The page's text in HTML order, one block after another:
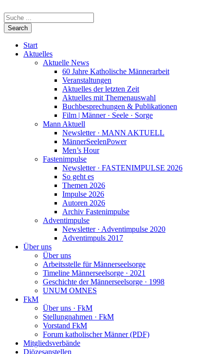
Start
Aktuelles
Aktuelle News
60 Jahre Katholische Männerarbeit
Veranstaltungen
Aktuelles der letzten Zeit
Aktuelles mit Themenauswahl
Buchbesprechungen & Publikationen
Film | Männer · Seele · Sorge
Mann Aktuell
Newsletter · MANN AKTUELL
MännerSeelenPower
Men’s Hour
Fastenimpulse
Newsletter · FASTENIMPULSE 2026
So geht es
Themen 2026
Impulse 2026
Autoren 2026
Archiv Fastenimpulse
Adventimpulse
Newsletter · Adventimpulse 2020
Adventimpuls 2017
Über uns
Über uns
Arbeitsstelle für Männerseelsorge
Timeline Männerseelsorge · 2021
Geschichte der Männerseelsorge · 1998
UNUM OMNES
FkM
Über uns · FkM
Stellungnahmen · FkM
Vorstand FkM
Forum katholischer Männer (PDF)
Mitgliedsverbände
Diözesanstellen